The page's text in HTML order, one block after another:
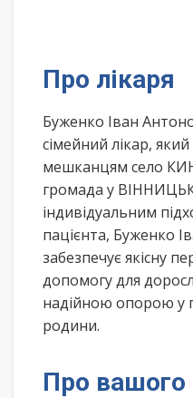
Про лікаря
Буженко Іван
сімейний лікар,
мешканцям село
громада у
індивідуальним
пацієнта, Буженко
забезпечує якісну
допомогу для
надійною опорою у
родини.
Про вашого